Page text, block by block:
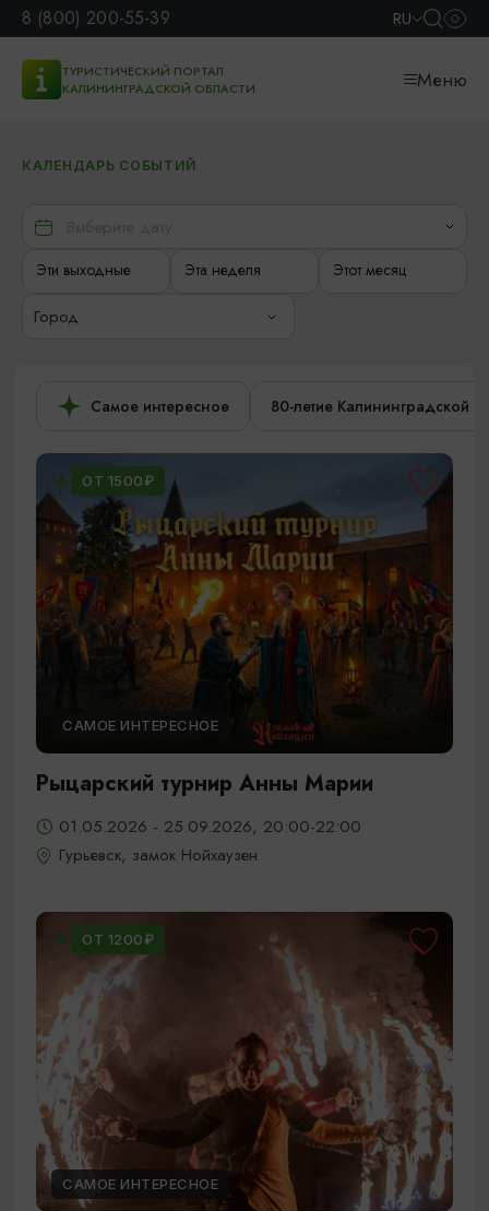
8 (800) 200-55-39 RU
ТУРИСТИЧЕСКИЙ ПОРТАЛ
КАЛИНИНГРАДСКОЙ ОБЛАСТИ
Меню
КАЛЕНДАРЬ СОБЫТИЙ
Эти выходные Эта неделя Этот месяц
Город
Самое интересное 80-летие Калининградской
ОТ 1500₽
САМОЕ ИНТЕРЕСНОЕ
Рыцарский турнир Анны Марии
01.05.2026 - 25.09.2026, 20:00-22:00
Гурьевск, замок Нойхаузен
ОТ 1200₽
САМОЕ ИНТЕРЕСНОЕ